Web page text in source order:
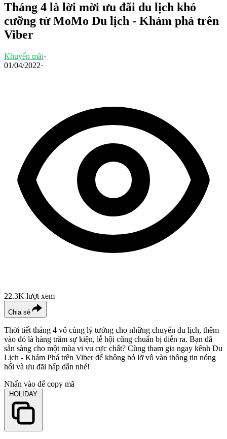
Tháng 4 là lời mời ưu đãi du lịch khó
cưỡng từ MoMo Du lịch - Khám phá trên
Viber
Khuyến mãi·
01/04/2022·
22.3K lượt xem
Chia sẻ
Thời tiết tháng 4 vô cùng lý tưởng cho những chuyến du lịch, thêm
vào đó là hàng trăm sự kiện, lễ hội cũng chuẩn bị diễn ra. Bạn đã
sẵn sàng cho một mùa vi vu cực chất? Cùng tham gia ngay kênh Du
Lịch - Khám Phá trên Viber để không bỏ lỡ vô vàn thông tin nóng
hổi và ưu đãi hấp dẫn nhé!
Nhấn vào để copy mã
HOLIDAY